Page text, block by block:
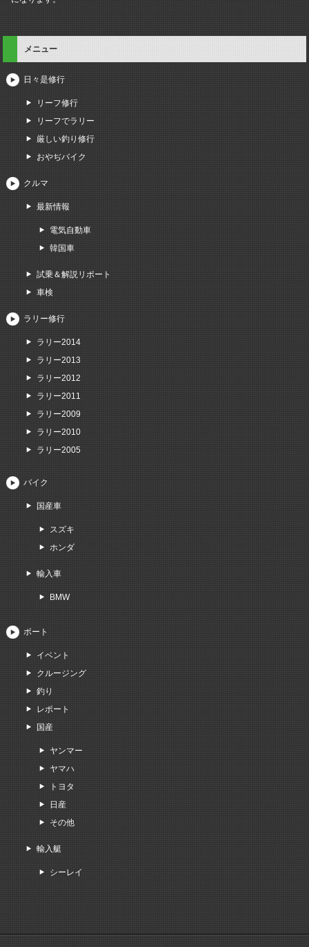
メニュー
日々是修行
リーフ修行
リーフでラリー
厳しい釣り修行
おやぢバイク
クルマ
最新情報
電気自動車
韓国車
試乗＆解説リポート
車検
ラリー修行
ラリー2014
ラリー2013
ラリー2012
ラリー2011
ラリー2009
ラリー2010
ラリー2005
バイク
国産車
スズキ
ホンダ
輸入車
BMW
ボート
イベント
クルージング
釣り
レポート
国産
ヤンマー
ヤマハ
トヨタ
日産
その他
輸入艇
シーレイ